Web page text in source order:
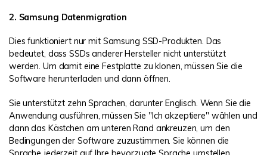
2. Samsung Datenmigration
Dies funktioniert nur mit Samsung SSD-Produkten. Das
bedeutet, dass SSDs anderer Hersteller nicht unterstützt
werden. Um damit eine Festplatte zu klonen, müssen Sie die
Software herunterladen und dann öffnen.
Sie unterstützt zehn Sprachen, darunter Englisch. Wenn Sie die
Anwendung ausführen, müssen Sie "Ich akzeptiere" wählen und
dann das Kästchen am unteren Rand ankreuzen, um den
Bedingungen der Software zuzustimmen. Sie können die